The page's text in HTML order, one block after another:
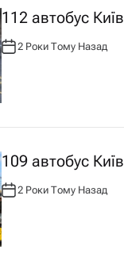
112 автобус Київ
А
В
О
Р
:
2 Роки Тому Назад
109 автобус Київ
А
В
Т
О
Р
:
2 Роки Тому Назад